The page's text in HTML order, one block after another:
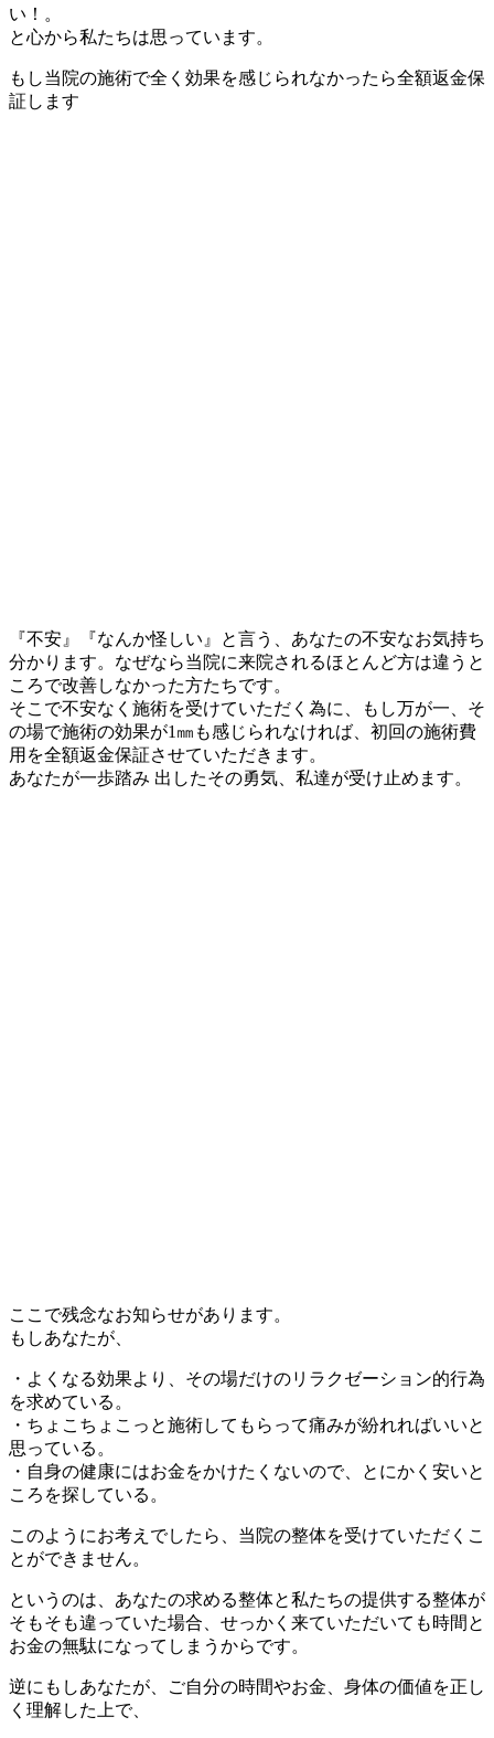
い！。
と心から私たちは思っています。
もし当院の施術で全く効果を感じられなかったら全額返金保
証します
『不安』『なんか怪しい』と言う、あなたの不安なお気持ち
分かります。なぜなら当院に来院されるほとんど方は違うと
ころで改善しなかった方たちです。
そこで不安なく施術を受けていただく為に、
もし万が一、そ
の場で施術の効果が1㎜も感じられなければ、初回の施術費
用を全額返金保証させていただきます。
あなたが一歩踏み 出したその勇気、私達が受け止めます。
ここで残念なお知らせがあります。
もしあなたが、
・よくなる効果より、その場だけのリラクゼーション的行為
を求めている。
・ちょこちょこっと施術してもらって痛みが紛れればいいと
思っている。
・自身の健康にはお金をかけたくないので、とにかく安いと
ころを探している。
このようにお考えでしたら、 当院の整体を受けていただくこ
とができません。
というのは、あなたの求める整体と私たちの提供する整体が
そもそも違っていた場合、せっかく来ていただいても時間と
お金の無駄になってしまうからです。
逆にもしあなたが、ご自分の時間やお金、身体の価値を正し
く理解した上で、